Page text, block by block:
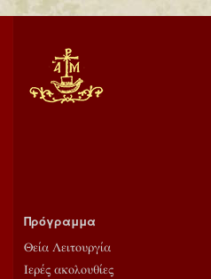
Πρόγραμμα
Θεία Λειτουργία
Ιερές ακολουθίες